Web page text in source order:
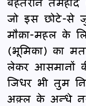
जो इस छोटे-से
मौक़ा-महल के
(भूमिका) का
लेकर आसमानों
जिधर भी तुम
अक़्ल के अन्धे